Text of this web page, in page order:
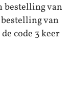
bestelling van
bestelling van
code 3 keer